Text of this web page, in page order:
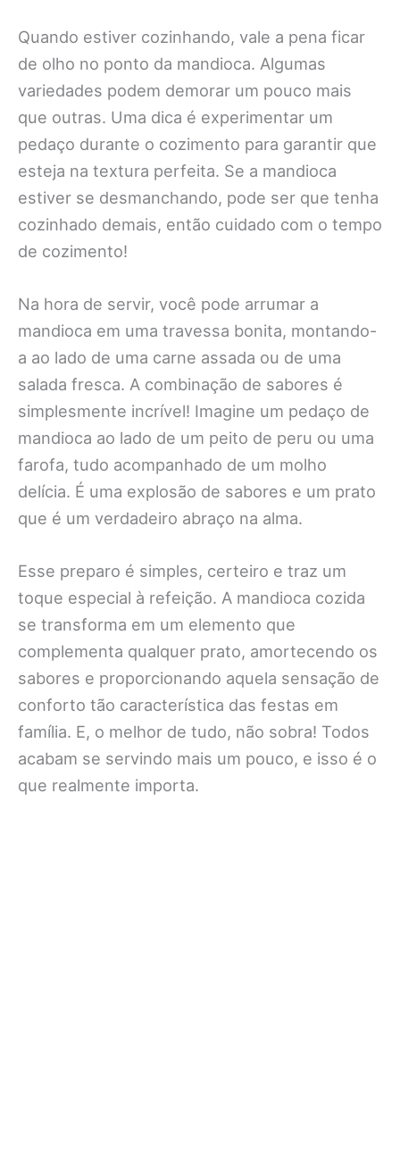
Quando estiver cozinhando, vale a pena ficar
de olho no ponto da mandioca. Algumas
variedades podem demorar um pouco mais
que outras. Uma dica é experimentar um
pedaço durante o cozimento para garantir que
esteja na textura perfeita. Se a mandioca
estiver se desmanchando, pode ser que tenha
cozinhado demais, então cuidado com o tempo
de cozimento!
Na hora de servir, você pode arrumar a
mandioca em uma travessa bonita, montando-
a ao lado de uma carne assada ou de uma
salada fresca. A combinação de sabores é
simplesmente incrível! Imagine um pedaço de
mandioca ao lado de um peito de peru ou uma
farofa, tudo acompanhado de um molho
delícia. É uma explosão de sabores e um prato
que é um verdadeiro abraço na alma.
Esse preparo é simples, certeiro e traz um
toque especial à refeição. A mandioca cozida
se transforma em um elemento que
complementa qualquer prato, amortecendo os
sabores e proporcionando aquela sensação de
conforto tão característica das festas em
família. E, o melhor de tudo, não sobra! Todos
acabam se servindo mais um pouco, e isso é o
que realmente importa.